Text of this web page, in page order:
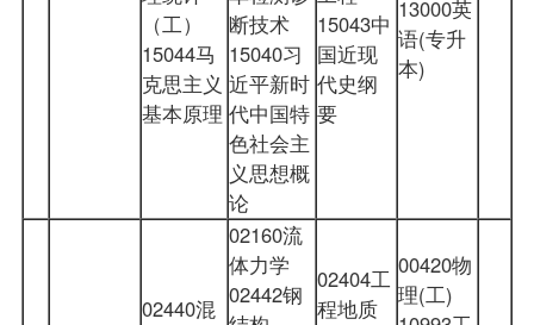
（工）
15044马
克思主义
基本原理
断技术
15040习
近平新时
代中国特
色社会主
义思想概
论
15043中
国近现
代史纲
要
13000英
语(专升
本)
02440混
02160流
体力学
02442钢
02404工
程地质
00420物
理(工)